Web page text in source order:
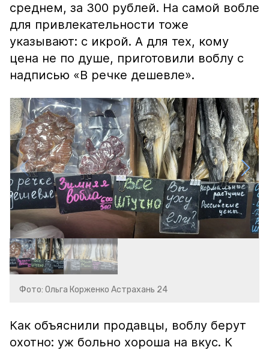
среднем, за 300 рублей. На самой вобле
для привлекательности тоже
указывают: с икрой. А для тех, кому
цена не по душе, приготовили воблу с
надписью «В речке дешевле».
Фото: Ольга Корженко Астрахань 24
Как объяснили продавцы, воблу берут
охотно: уж больно хороша на вкус. К